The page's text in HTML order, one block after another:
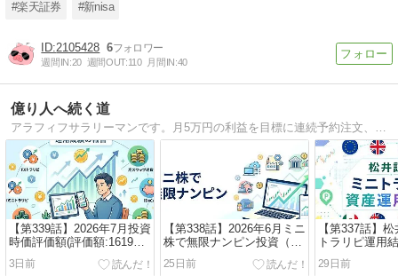
#楽天証券 #新nisa
2105428 6
週間IN:20 週間OUT:110 月間IN:40
億り人へ続く道
アラフィフサラリーマンです。月5万円の利益を目標に連続予約注文、トラリピ、手動トラリピ、投信積立（NISA, iDeCo）、ミニ株で運用しています。安定した給料が好きなのでFIREは目指しません。
【第339話】2026年7月投資
時価評価額(評価額:1619万2
千円 通算損益:582万円)
3日前
【第338話】2026年6月ミニ
株で無限ナンピン投資（通
算利益+262,967円）
25日前
【第337話】
トラリピ運用
6月：月利益7
益9千円）
29日前